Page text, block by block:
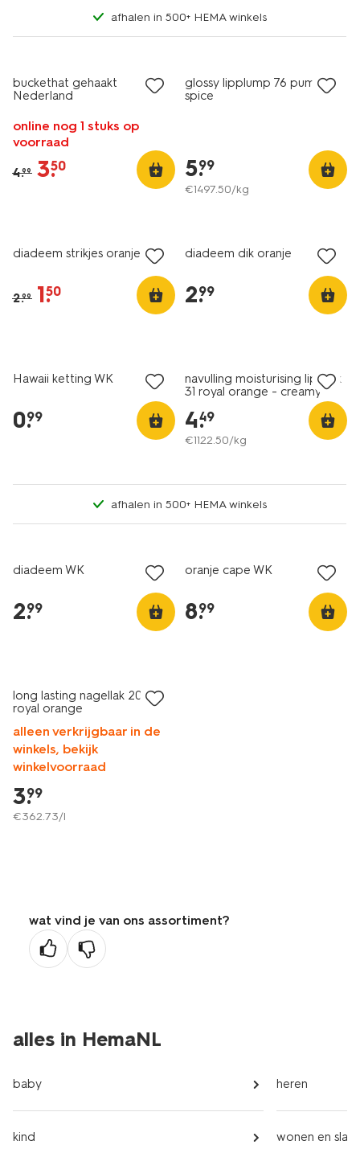
afhalen in 500+ HEMA winkels
buckethat gehaakt
Nederland
online nog 1 stuks op
voorraad
4.99 3.
50
glossy lipplump 76 pumpkin
spice
5.
99
€1497.50/kg
diadeem strikjes oranje
2.99 1.
50
diadeem dik oranje
2.
99
Hawaii ketting WK
0.
99
navulling moisturising lipstick
31 royal orange - creamy
4.
49
€1122.50/kg
afhalen in 500+ HEMA winkels
diadeem WK
2.
99
oranje cape WK
8.
99
long lasting nagellak 206
royal orange
alleen verkrijgbaar in de
winkels, bekijk
winkelvoorraad
3.
99
€362.73/l
wat vind je van ons assortiment?
alles in HemaNL
baby
kind
heren
wonen en